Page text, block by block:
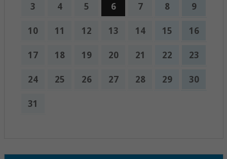
3 4 5 6 7 8 9
10 11 12 13 14 15 16
17 18 19 20 21 22 23
24 25 26 27 28 29 30
31